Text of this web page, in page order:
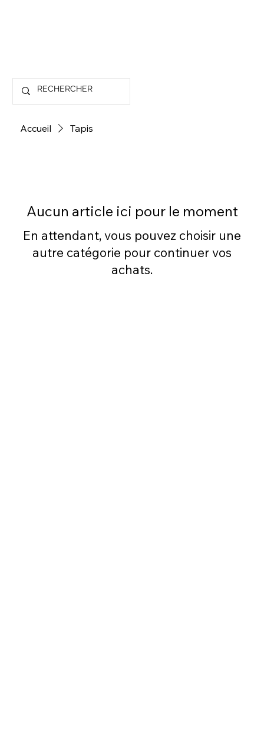
Accueil Tapis
Aucun article ici pour le moment
En attendant, vous pouvez choisir une
autre catégorie pour continuer vos
achats.